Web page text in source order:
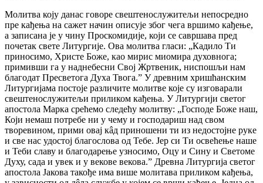
Молитва коју данас говоре свештенослужитељи непосредно
пре кађења на сажет начин описује због чега вршимо кађење,
а записана је у чину Проскомидије, који се савршава пред
почетак свете Литургије. Ова молитва гласи: „Кадило Ти
приносимо, Христе Боже, као мирис миомира духовнога;
примивши га у наднебесни Свој Жртвеник, ниспошљи нам
благодат Пресветога Духа Твога.ˮ У древним хришћанским
Литургијама постоје различите молитве које су изговарали
свештенослужитељи приликом кађења. У Литургији светог
апостола Марка срећемо следећу молитву: „Господе Боже наш,
Који немаш потребе ни у чему и господариш над свом
творевином, прими овај кâд приношени ти из недостојне руке
и све нас удостој благослова од Тебе. Јер си Ти освећење наше
и Теби славу и благодарење узносимо, Оцу и Сину и Светоме
Духу, сада и увек и у векове векова.ˮ Древна Литургија светог
апостола Јакова такође има више молитава приликом кађења,